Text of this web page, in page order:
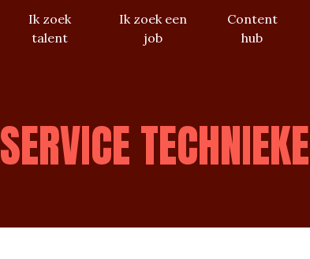
Ik zoek
talent
Ik zoek een
job
Content
hub
SERVICE